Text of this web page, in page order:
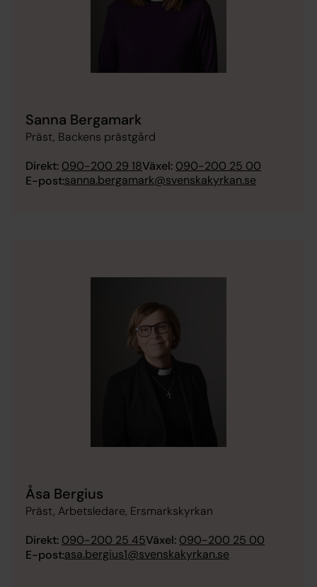
Sanna Bergamark
Präst, Backens prästgård
Direkt: 090-200 29 18Växel: 090-200 25 00
E-post:sanna.bergamark@svenskakyrkan.se
Åsa Bergius
Präst, Arbetsledare, Ersmarkskyrkan
Direkt: 090-200 25 45Växel: 090-200 25 00
E-post:asa.bergius1@svenskakyrkan.se